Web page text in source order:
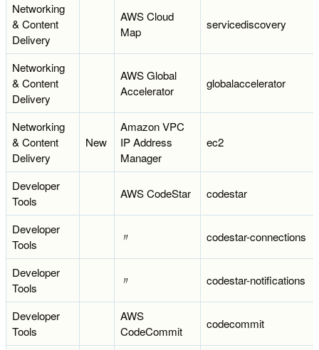
Networking
& Content
Delivery
AWS Cloud
Map
servicediscovery
Networking
& Content
Delivery
AWS Global
Accelerator
globalaccelerator
Networking
& Content
Delivery
New
Amazon VPC
IP Address
Manager
ec2
Developer
Tools
AWS CodeStar codestar
Developer
Tools
〃 codestar-connections
Developer
Tools
〃 codestar-notifications
Developer
Tools
AWS
CodeCommit
codecommit